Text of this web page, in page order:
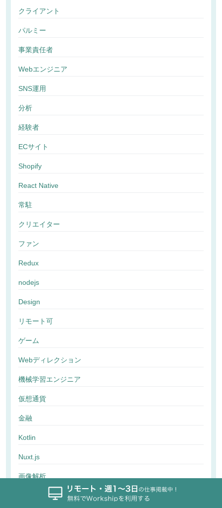
クライアント
パルミー
事業責任者
Webエンジニア
SNS運用
分析
経験者
ECサイト
Shopify
React Native
常駐
クリエイター
ファン
Redux
nodejs
Design
リモート可
ゲーム
Webディレクション
機械学習エンジニア
仮想通貨
金融
Kotlin
Nuxt.js
画像解析